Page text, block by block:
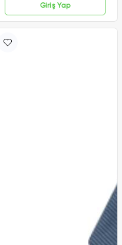
Giriş Yap